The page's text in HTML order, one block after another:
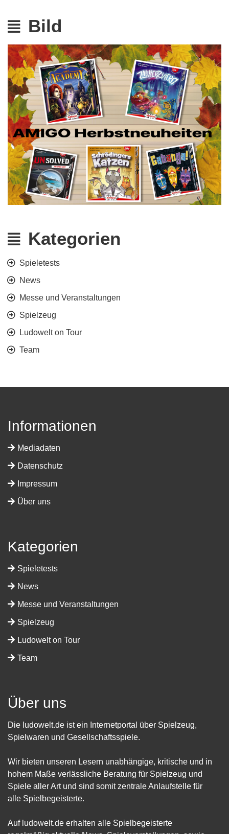
Bild
Kategorien
Spieletests
News
Messe und Veranstaltungen
Spielzeug
Ludowelt on Tour
Team
Informationen
Mediadaten
Datenschutz
Impressum
Über uns
Kategorien
Spieletests
News
Messe und Veranstaltungen
Spielzeug
Ludowelt on Tour
Team
Über uns
Die ludowelt.de ist ein Internetportal über Spielzeug,
Spielwaren und Gesellschaftsspiele.
Wir bieten unseren Lesern unabhängige, kritische und in
hohem Maße verlässliche Beratung für Spielzeug und
Spiele aller Art und sind somit zentrale Anlaufstelle für
alle Spielbegeisterte.
Auf ludowelt.de erhalten alle Spielbegeisterte